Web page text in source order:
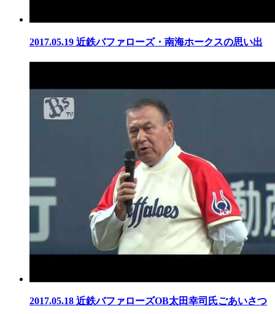
2017.05.19 近鉄バファローズ・南海ホークスの思い出
2017.05.18 近鉄バファローズOB太田幸司氏ごあいさつ